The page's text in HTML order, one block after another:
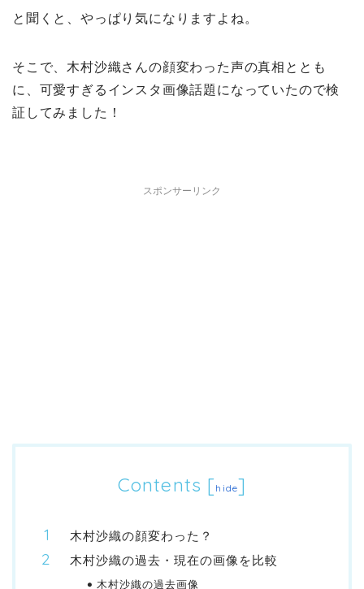
と聞くと、やっぱり気になりますよね。
そこで、木村沙織さんの顔変わった声の真相ととも
に、可愛すぎるインスタ画像話題になっていたので検
証してみました！
スポンサーリンク
Contents [hide]
木村沙織の顔変わった？
木村沙織の過去・現在の画像を比較
木村沙織の過去画像